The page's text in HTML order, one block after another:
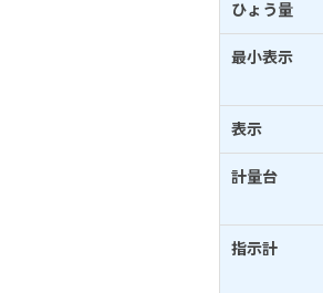
ひょう量
最小表示
表示
計量台
指示計